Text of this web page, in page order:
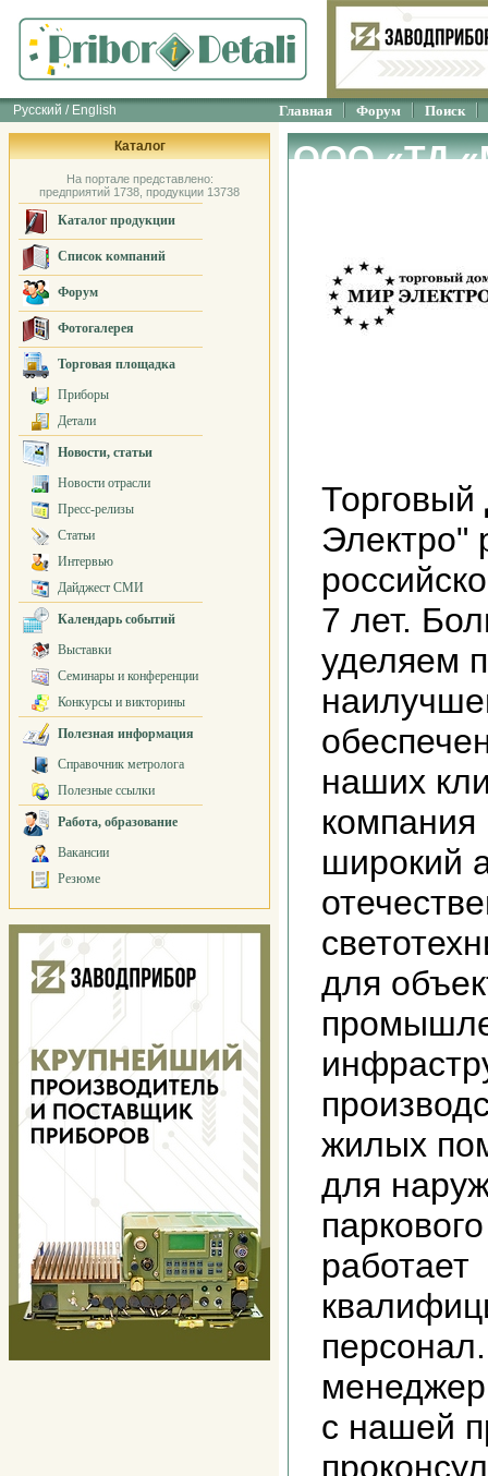
Русский / English Главная Форум Поиск
Каталог
На портале представлено:
предприятий 1738, продукции 13738
Каталог продукции
Список компаний
Форум
Фотогалерея
Торговая площадка
Приборы
Детали
Новости, статьи
Новости отрасли
Пресс-релизы
Статьи
Интервью
Дайджест СМИ
Календарь событий
Выставки
Семинары и конференции
Конкурсы и викторины
Полезная информация
Справочник метролога
Полезные ссылки
Работа, образование
Вакансии
Резюме
ООО «ТД
Электро"
7 лет.
уделяем
наших
компания
широкий
для
жилых
для
работает
с нашей